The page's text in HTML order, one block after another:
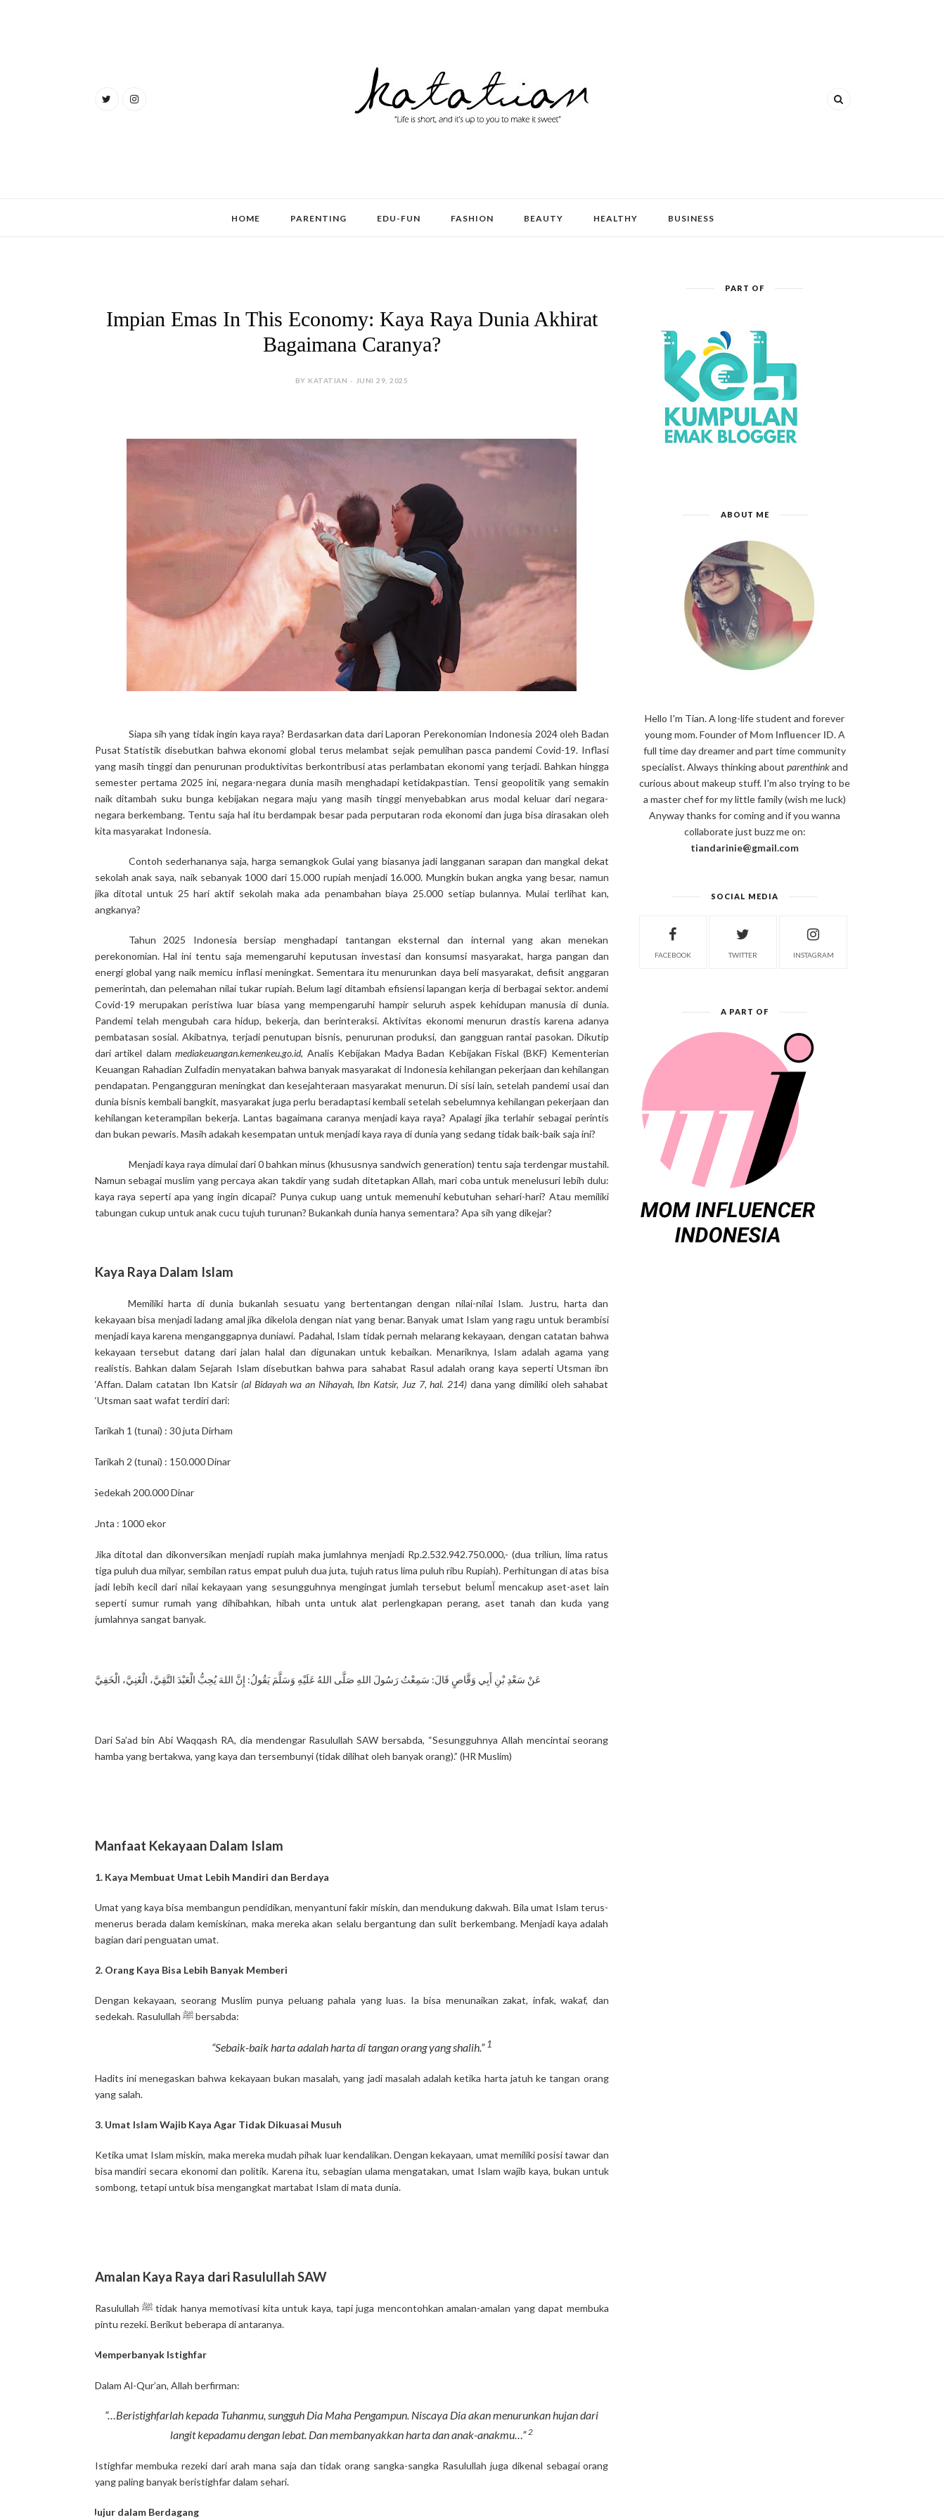
HOME PARENTING EDU-FUN FASHION BEAUTY HEALTHY BUSINESS
Impian Emas In This Economy: Kaya Raya Dunia Akhirat
Bagaimana Caranya?
BY KATATIAN - JUNI 29, 2025
Siapa sih yang tidak ingin kaya raya? Berdasarkan data dari Laporan Perekonomian Indonesia 2024 oleh Badan
Pusat Statistik disebutkan bahwaekonomi global terus melambat sejak pemulihan pasca pandemi Covid-19. Inflasi
yang masih tinggi dan penurunan produktivitas berkontribusi atas perlambatan ekonomi yang terjadi. Bahkan hingga
semester pertama 2025 ini, negara-negara dunia masih menghadapi ketidakpastian. Tensi geopolitik yang semakin
naik ditambah suku bunga kebijakan negara maju yang masih tinggi menyebabkan arus modal keluar dari negara-
negara berkembang. Tentu saja hal itu berdampak besar pada perputaran roda ekonomi dan juga bisa dirasakan oleh
kita masyarakat Indonesia.
Contoh sederhananya saja, harga semangkok Gulai yang biasanya jadi langganan sarapan dan mangkal dekat
sekolah anak saya, naik sebanyak 1000 dari 15.000 rupiah menjadi 16.000. Mungkin bukan angka yang besar, namun
jika ditotal untuk 25 hari aktif sekolah maka ada penambahan biaya 25.000 setiap bulannya. Mulai terlihat kan,
angkanya?
Tahun 2025 Indonesia bersiap menghadapi tantangan eksternal dan internal yang akan menekan
perekonomian. Hal ini tentu saja memengaruhi keputusan investasi dan konsumsi masyarakat, harga pangan dan
energi global yang naik memicu inflasi meningkat. Sementara itu menurunkan daya beli masyarakat, defisit anggaran
pemerintah, dan pelemahan nilai tukar rupiah. Belum lagi ditambah efisiensi lapangan kerja di berbagai sektor. andemi
Covid-19 merupakan peristiwa luar biasa yang mempengaruhi hampir seluruh aspek kehidupan manusia di dunia.
Pandemi telah mengubah cara hidup, bekerja, dan berinteraksi. Aktivitas ekonomi menurun drastis karena adanya
pembatasan sosial. Akibatnya, terjadi penutupan bisnis, penurunan produksi, dan gangguan rantai pasokan. Dikutip
dari artikel dalammediakeuangan.kemenkeu.go.id, Analis Kebijakan Madya Badan Kebijakan Fiskal (BKF) Kementerian
Keuangan Rahadian Zulfadin menyatakan bahwa banyak masyarakat di Indonesia kehilangan pekerjaan dan kehilangan
pendapatan. Pengangguran meningkat dan kesejahteraan masyarakat menurun. Di sisi lain, setelah pandemi usai dan
dunia bisnis kembali bangkit, masyarakat juga perlu beradaptasi kembali setelah sebelumnya kehilangan pekerjaan dan
kehilangan keterampilan bekerja. Lantas bagaimana caranya menjadi kaya raya? Apalagi jika terlahir sebagai perintis
dan bukan pewaris. Masih adakah kesempatan untuk menjadi kaya raya di dunia yang sedang tidak baik-baik saja ini?
Menjadi kaya raya dimulai dari 0 bahkan minus (khususnya sandwich generation) tentu saja terdengar mustahil.
Namun sebagai muslim yang percaya akan takdir yang sudah ditetapkan Allah, mari coba untuk menelusuri lebih dulu:
kaya raya seperti apa yang ingin dicapai? Punya cukup uang untuk memenuhi kebutuhan sehari-hari? Atau memiliki
tabungan cukup untuk anak cucu tujuh turunan? Bukankah dunia hanya sementara? Apa sih yang dikejar?
Kaya Raya Dalam Islam
Memiliki harta di dunia bukanlah sesuatu yang bertentangan dengan nilai-nilai Islam. Justru, harta dan
kekayaan bisa menjadi ladang amal jika dikelola dengan niat yang benar. Banyak umat Islam yang ragu untuk berambisi
menjadi kaya karena menganggapnya duniawi. Padahal, Islam tidak pernah melarang kekayaan, dengan catatan bahwa
kekayaan tersebut datang dari jalan halal dan digunakan untuk kebaikan. Menariknya, Islam adalah agama yang
realistis. Bahkan dalam Sejarah Islam disebutkan bahwa para sahabat Rasul adalah orang kaya seperti Utsman ibn
‘Affan. Dalam catatan Ibn Katsir (al Bidayah wa an Nihayah, Ibn Katsir, Juz 7, hal. 214) dana yang dimiliki oleh sahabat
‘Utsman saat wafat terdiri dari:
Tarikah 1 (tunai) : 30 juta Dirham
Tarikah 2 (tunai) : 150.000 Dinar
Sedekah 200.000 Dinar
Unta : 1000 ekor
Jika ditotal dan dikonversikan menjadi rupiah maka jumlahnya menjadi Rp.2.532.942.750.000,- (dua triliun, lima ratus
tiga puluh dua milyar, sembilan ratus empat puluh dua juta, tujuh ratus lima puluh ribu Rupiah). Perhitungan di atas bisa
jadi lebih kecil dari nilai kekayaan yang sesungguhnya mengingat jumlah tersebut belumآ mencakup aset-aset lain
seperti sumur rumah yang dihibahkan, hibah unta untuk alat perlengkapan perang, aset tanah dan kuda yang
jumlahnya sangat banyak.
عَنْ سَعْدِ بْنِ أَبِي وَقَّاصٍ قَالَ: سَمِعْتُ رَسُولَ اللهِ صَلَّى اللهُ عَلَيْهِ وَسَلَّمَ يَقُولُ: إِنَّ اللهَ يُحِبُّ الْعَبْدَ التَّقِيَّ، الْغَنِيَّ، الْخَفِيَّ
Dari Sa’ad bin Abi Waqqash RA, dia mendengar Rasulullah SAW bersabda, “Sesungguhnya Allah mencintai seorang
hamba yang bertakwa, yang kaya dan tersembunyi (tidak dilihat oleh banyak orang).” (HR Muslim)
Manfaat Kekayaan Dalam Islam
1. Kaya Membuat Umat Lebih Mandiri dan Berdaya
Umat yang kaya bisa membangun pendidikan, menyantuni fakir miskin, dan mendukung dakwah. Bila umat Islam terus-
menerus berada dalam kemiskinan, maka mereka akan selalu bergantung dan sulit berkembang. Menjadi kaya adalah
bagian dari penguatan umat.
2. Orang Kaya Bisa Lebih Banyak Memberi
Dengan kekayaan, seorang Muslim punya peluang pahala yang luas. Ia bisa menunaikan zakat, infak, wakaf, dan
sedekah. Rasulullah ﷺ bersabda:
“Sebaik-baik harta adalah harta di tangan orang yang shalih.” 1
Hadits ini menegaskan bahwa kekayaan bukan masalah, yang jadi masalah adalah ketika harta jatuh ke tangan orang
yang salah.
3. Umat Islam Wajib Kaya Agar Tidak Dikuasai Musuh
Ketika umat Islam miskin, maka mereka mudah pihak luar kendalikan. Dengan kekayaan, umat memiliki posisi tawar dan
bisa mandiri secara ekonomi dan politik. Karena itu, sebagian ulama mengatakan, umat Islam wajib kaya, bukan untuk
sombong, tetapi untuk bisa mengangkat martabat Islam di mata dunia.
Amalan Kaya Raya dari Rasulullah SAW
Rasulullah ﷺ tidak hanya memotivasi kita untuk kaya, tapi juga mencontohkan amalan-amalan yang dapat membuka
pintu rezeki. Berikut beberapa di antaranya.
Memperbanyak Istighfar
Dalam Al-Qur’an, Allah berfirman:
“…Beristighfarlah kepada Tuhanmu, sungguh Dia Maha Pengampun. Niscaya Dia akan menurunkan hujan dari
langit kepadamu dengan lebat. Dan membanyakkan harta dan anak-anakmu…” 2
Istighfar membuka rezeki dari arah mana saja dan tidak orang sangka-sangka Rasulullah juga dikenal sebagai orang
yang paling banyak beristighfar dalam sehari.
Jujur dalam Berdagang
PART OF
ABOUT ME
Hello I'm Tian. A long-life student and forever
young mom. Founder of Mom Influencer ID. A
full time day dreamer and part time community
specialist. Always thinking about parenthinkand
curious about makeup stuff. I'm also trying to be
a master chef for my little family (wish me luck)
Anyway thanks for coming and if you wanna
collaborate just buzz me on:
tiandarinie@gmail.com
SOCIAL MEDIA
FACEBOOK TWITTER INSTAGRAM
A PART OF